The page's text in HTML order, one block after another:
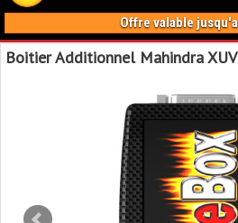
Offre valable
Boitier Additionnel Mahindra